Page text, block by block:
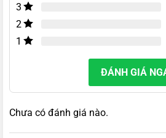
3
2
1
ĐÁNH GIÁ
Chưa có đánh giá nào.